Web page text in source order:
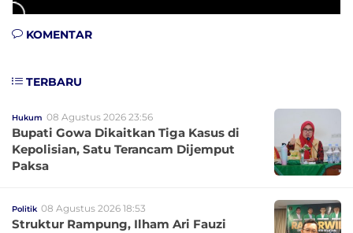
KOMENTAR
TERBARU
Hukum 08 Agustus 2026 23:56
Bupati Gowa Dikaitkan Tiga Kasus di
Kepolisian, Satu Terancam Dijemput
Paksa
Politik 08 Agustus 2026 18:53
Struktur Rampung, Ilham Ari Fauzi